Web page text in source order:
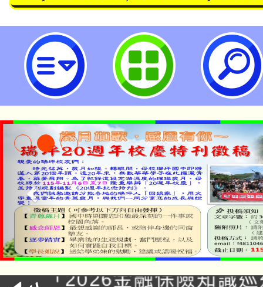
國立臺灣海洋大學辦理「海洋教育
作坊」-桃園市立瑞坪國民中學
公告本校115學年度第
代理(課)教師甄選結果(